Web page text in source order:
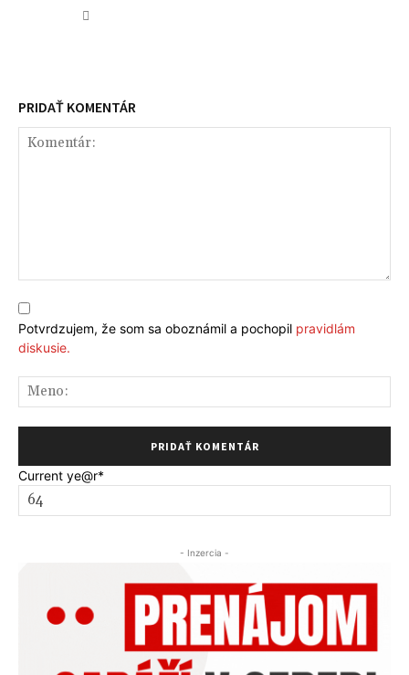
PRIDAŤ KOMENTÁR
Potvrdzujem, že som sa oboznámil a pochopil pravidlám
diskusie.
Current ye@r*
- Inzercia -